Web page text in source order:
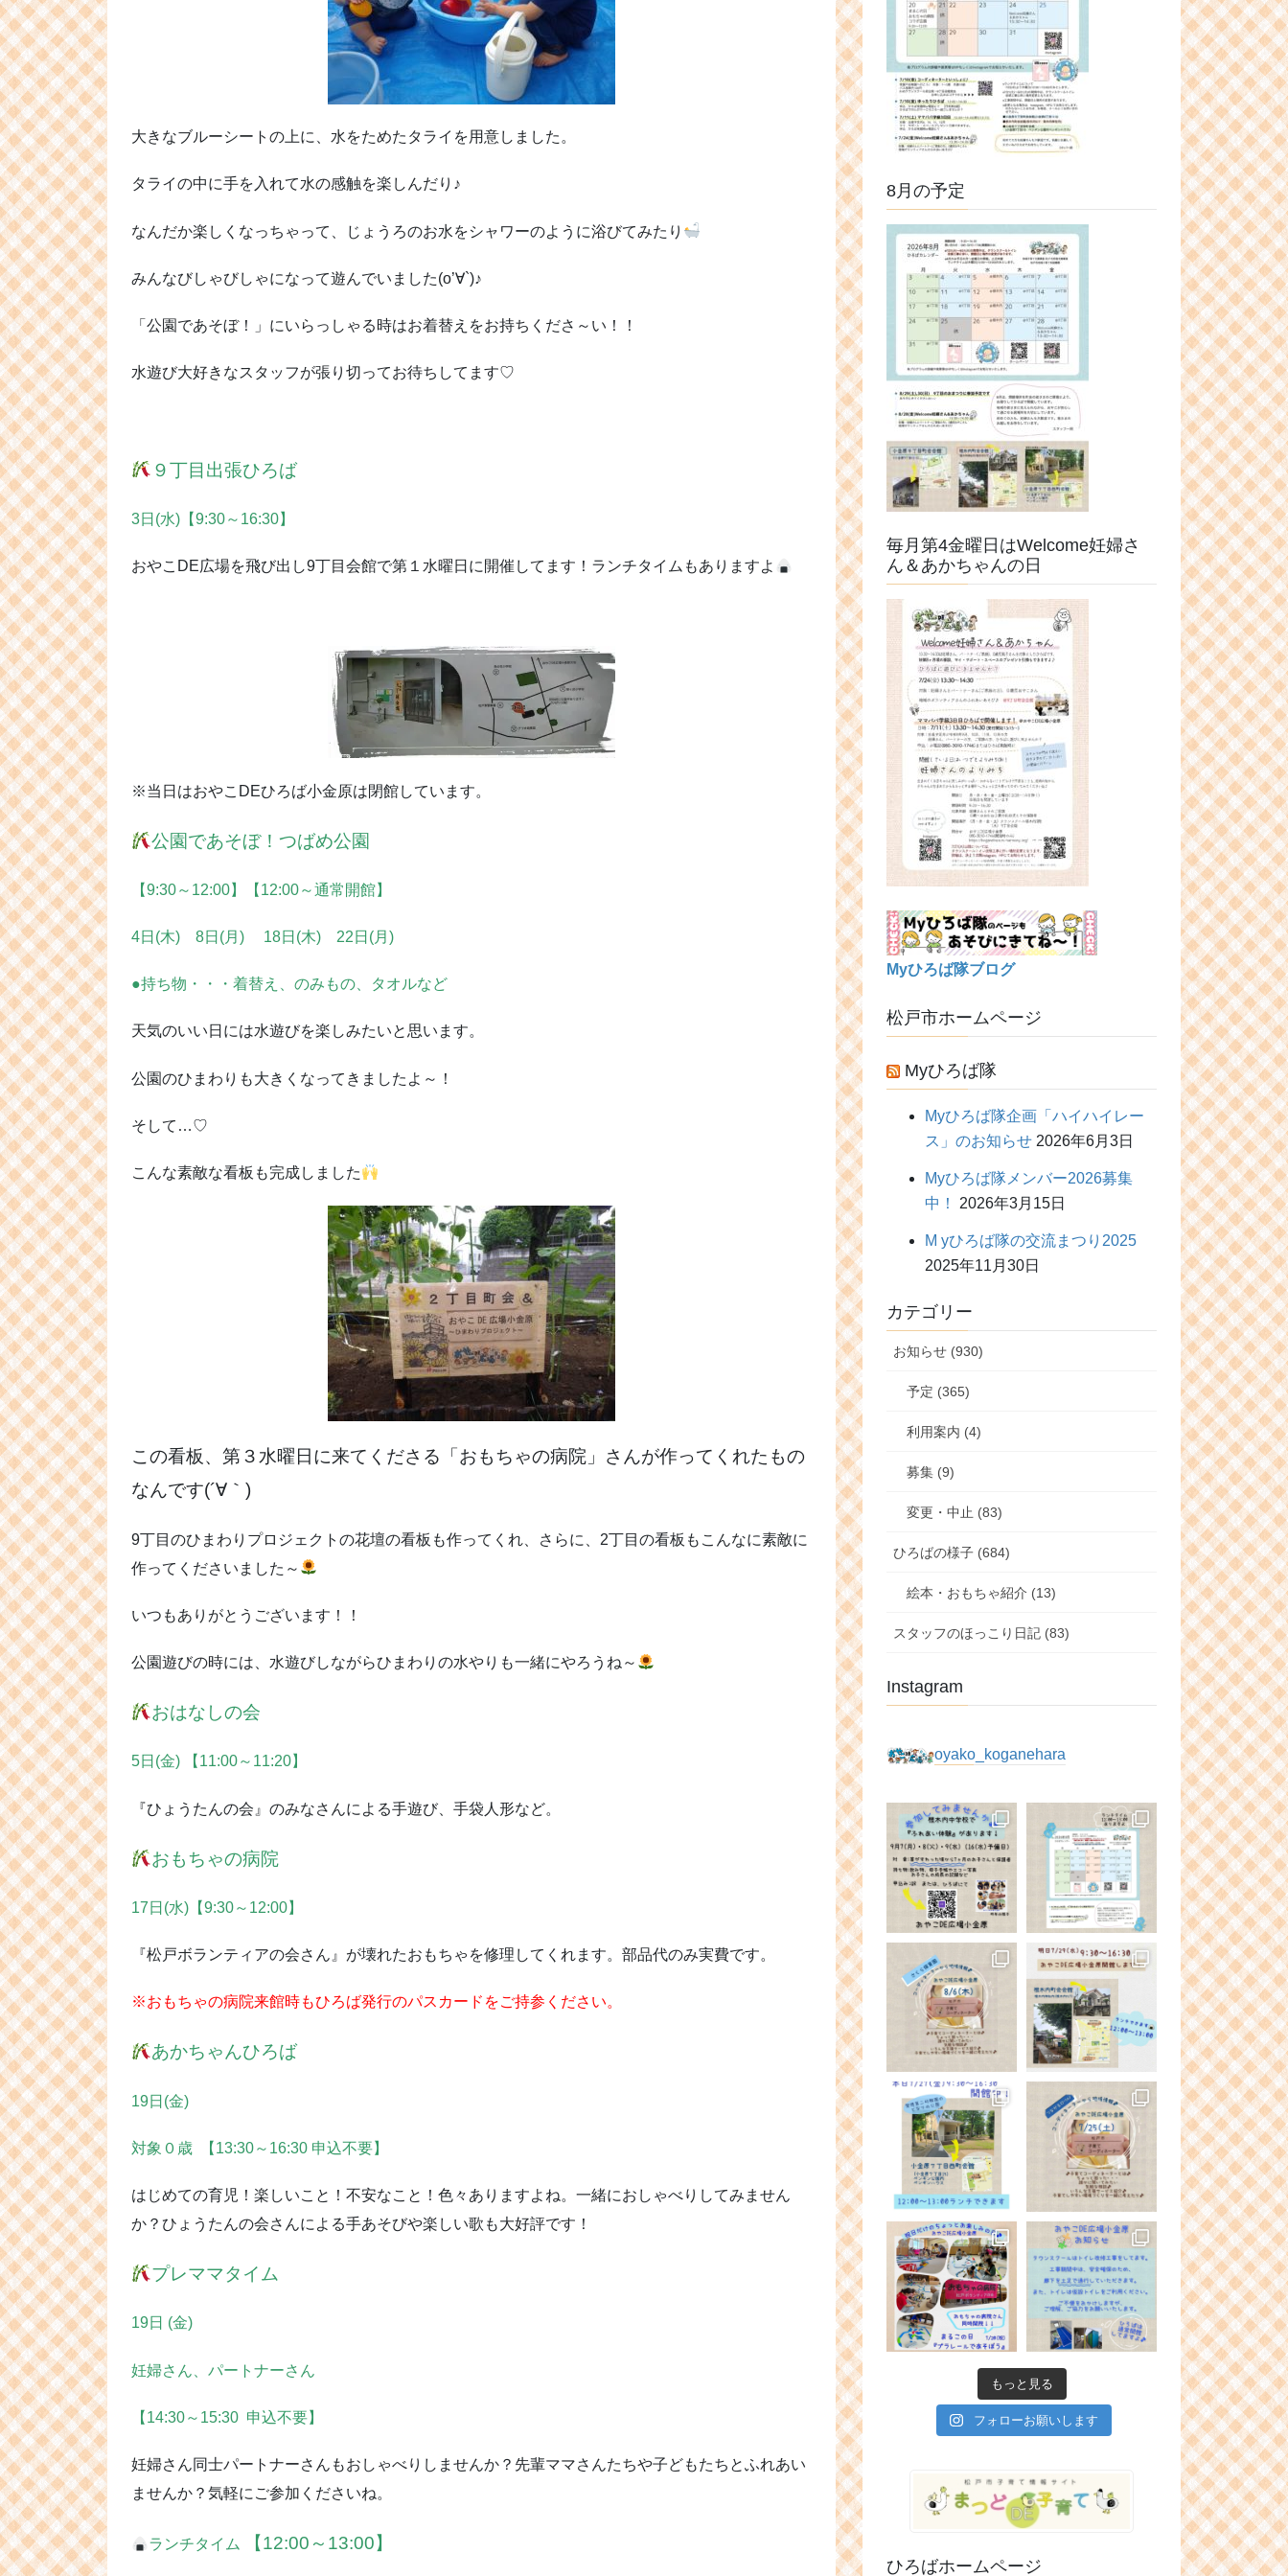
大きなブルーシートの上に、水をためたタライを用意しました。
タライの中に手を入れて水の感触を楽しんだり♪
なんだか楽しくなっちゃって、じょうろのお水をシャワーのように浴びてみたり
みんなびしゃびしゃになって遊んでいました(o’∀`)♪
「公園であそぼ！」にいらっしゃる時はお着替えをお持ちくださ～い！！
水遊び大好きなスタッフが張り切ってお待ちしてます♡
９丁目出張ひろば
3日(水)【9:30～16:30】
おやこDE広場を飛び出し9丁目会館で第１水曜日に開催してます！ランチタイムもありますよ
※当日はおやこDEひろば小金原は閉館しています。
公園であそぼ！つばめ公園
【9:30～12:00】【12:00～通常開館】
4日(木) 8日(月) 18日(木) 22日(月)
●持ち物・・・着替え、のみもの、タオルなど
天気のいい日には水遊びを楽しみたいと思います。
公園のひまわりも大きくなってきましたよ～！
そして…♡
こんな素敵な看板も完成しました
この看板、第３水曜日に来てくださる「おもちゃの病院」さんが作ってくれたもの
なんです(´∀｀)
9丁目のひまわりプロジェクトの花壇の看板も作ってくれ、さらに、2丁目の看板もこんなに素敵に
作ってくださいました～
いつもありがとうございます！！
公園遊びの時には、水遊びしながらひまわりの水やりも一緒にやろうね～
おはなしの会
5日(金) 【11:00～11:20】
『ひょうたんの会』のみなさんによる手遊び、手袋人形など。
おもちゃの病院
17日(水)【9:30～12:00】
『松戸ボランティアの会さん』が壊れたおもちゃを修理してくれます。部品代のみ実費です。
※おもちゃの病院来館時もひろば発行のパスカードをご持参ください。
あかちゃんひろば
19日(金)
対象０歳 【13:30～16:30 申込不要】
はじめての育児！楽しいこと！不安なこと！色々ありますよね。一緒におしゃべりしてみません
か？ひょうたんの会さんによる手あそびや楽しい歌も大好評です！
プレママタイム
19日 (金)
妊婦さん、パートナーさん
【14:30～15:30 申込不要】
妊婦さん同士パートナーさんもおしゃべりしませんか？先輩ママさんたちや子どもたちとふれあい
ませんか？気軽にご参加くださいね。
ランチタイム 【12:00～13:00】
8月の予定
毎月第4金曜日はWelcome妊婦さ
ん＆あかちゃんの日
Myひろば隊ブログ
松戸市ホームページ
Myひろば隊
Myひろば隊企画「ハイハイレー
ス」のお知らせ 2026年6月3日
Myひろば隊メンバー2026募集
中！
2026年3月15日
M yひろば隊の交流まつり2025
2025年11月30日
カテゴリー
お知らせ (930)
予定 (365)
利用案内 (4)
募集 (9)
変更・中止 (83)
ひろばの様子 (684)
絵本・おもちゃ紹介 (13)
スタッフのほっこり日記 (83)
Instagram
oyako_koganehara
もっと見る
フォローお願いします
ひろばホームページ